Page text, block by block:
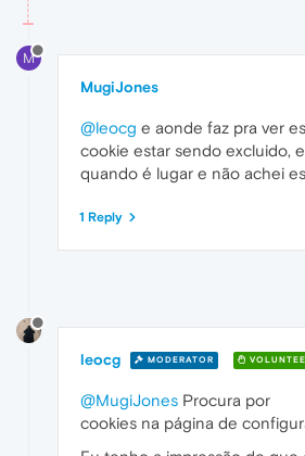
M
MugiJones
@leocg e aonde faz pra ver
cookie estar sendo excluido,
quando é lugar e não achei
1 Reply
leocg MODERATOR
@MugiJones Procura por
cookies na página de